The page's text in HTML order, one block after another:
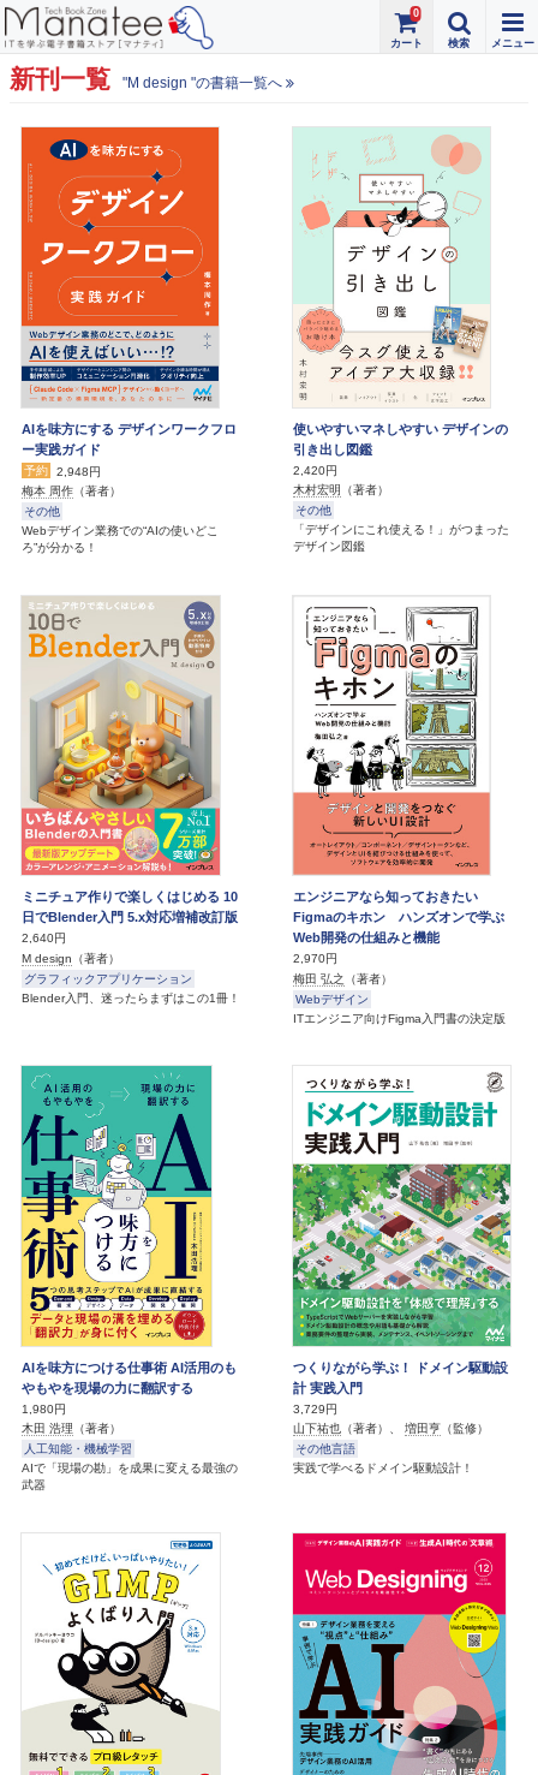
0
新刊一覧 "M design "の書籍一覧へ
AIを味方にする デザインワークフロ
ー実践ガイド
予約
2,948円
梅本 周作 （著者）
その他
Webデザイン業務での“AIの使いどこ
ろ”が分かる！
使いやすいマネしやすい デザインの
引き出し図鑑
2,420円
木村宏明 （著者）
その他
「デザインにこれ使える！」がつまった
デザイン図鑑
ミニチュア作りで楽しくはじめる 10
日でBlender入門 5.x対応増補改訂版
2,640円
M design （著者）
グラフィックアプリケーション
Blender入門、迷ったらまずはこの1冊！
エンジニアなら知っておきたい
Figmaのキホン ハンズオンで学ぶ
Web開発の仕組みと機能
2,970円
梅田 弘之 （著者）
Webデザイン
ITエンジニア向けFigma入門書の決定版
AIを味方につける仕事術 AI活用のも
やもやを現場の力に翻訳する
1,980円
木田 浩理 （著者）
人工知能・機械学習
AIで「現場の勘」を成果に変える最強の
武器
つくりながら学ぶ！ ドメイン駆動設
計 実践入門
3,729円
山下祐也 （著者）、 増田亨 （監修）
その他言語
実践で学べるドメイン駆動設計！